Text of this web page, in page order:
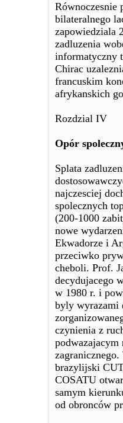
Równoczesnie
bilateralnego
zapowiedziala
zadluzenia
informatyczny
Chirac
francuskim
afrykanskich
Rozdzial IV
Opór
Splata
najczesciej
spolecznych
(200-1000
nowe
Ekwadorze i
przeciwko
cheboli. Prof.
decydujacego
w 1980 r. i
byly wyrazami
czynienia z
brazylijski
COSATU
samym
od obronców